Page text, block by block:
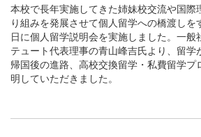
本校で長年実施してきた姉妹校交流や国際
り組みを発展させて個人留学への橋渡しを
日に個人留学説明会を実施しました。一般
テュート代表理事の青山峰吉氏より、留学
帰国後の進路、高校交換留学・私費留学プ
明していただきました。